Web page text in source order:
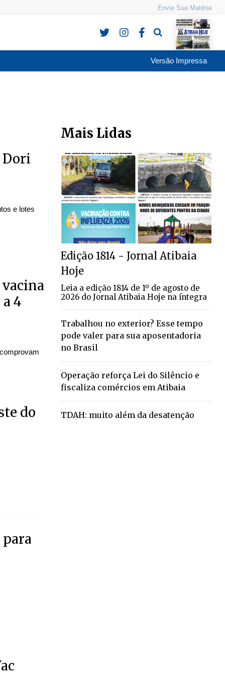
Envie Sua Matéria
Pesquisa
Versão Impressa
Dori
e lotes
vacina
4
do
Mais Lidas
Edição 1814 - Jornal Atibaia
Hoje
Leia a edição 1814 de 1º de agosto de
2026 do Jornal Atibaia Hoje na íntegra
Trabalhou no exterior? Esse tempo
pode valer para sua aposentadoria
no Brasil
Operação reforça Lei do Silêncio e
fiscaliza comércios em Atibaia
TDAH: muito além da desatenção